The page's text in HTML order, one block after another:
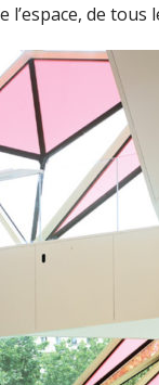
de tous